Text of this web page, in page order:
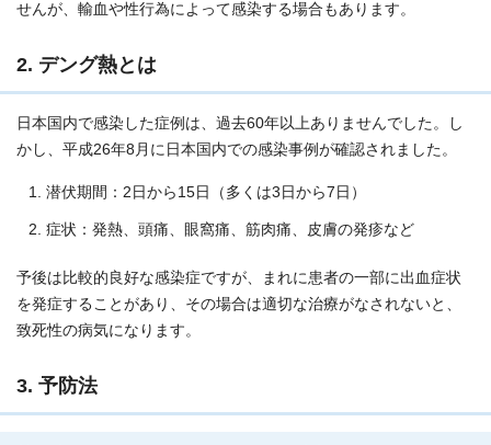
せんが、輸血や性行為によって感染する場合もあります。
2. デング熱とは
日本国内で感染した症例は、過去60年以上ありませんでした。し
かし、平成26年8月に日本国内での感染事例が確認されました。
潜伏期間：2日から15日（多くは3日から7日）
症状：発熱、頭痛、眼窩痛、筋肉痛、皮膚の発疹など
予後は比較的良好な感染症ですが、まれに患者の一部に出血症状
を発症することがあり、その場合は適切な治療がなされないと、
致死性の病気になります。
3. 予防法